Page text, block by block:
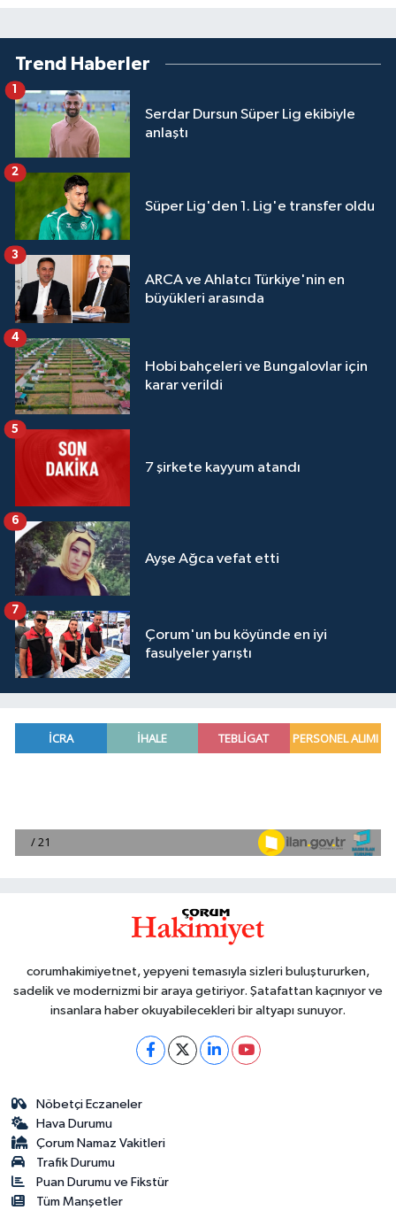
Trend Haberler
Serdar Dursun Süper Lig ekibiyle
anlaştı
1
Süper Lig'den 1. Lig'e transfer oldu
2
ARCA ve Ahlatcı Türkiye'nin en
büyükleri arasında
3
Hobi bahçeleri ve Bungalovlar için
karar verildi
4
7 şirkete kayyum atandı
5
Ayşe Ağca vefat etti
6
Çorum'un bu köyünde en iyi
fasulyeler yarıştı
7
corumhakimiyetnet, yepyeni temasıyla sizleri buluştururken,
sadelik ve modernizmi bir araya getiriyor. Şatafattan kaçınıyor ve
insanlara haber okuyabilecekleri bir altyapı sunuyor.
Nöbetçi Eczaneler
Hava Durumu
Çorum Namaz Vakitleri
Trafik Durumu
Puan Durumu ve Fikstür
Tüm Manşetler